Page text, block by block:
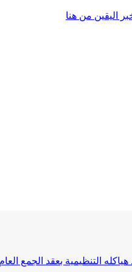
اليقين من هنا
هياكله التنظيمية بعقد الجمع